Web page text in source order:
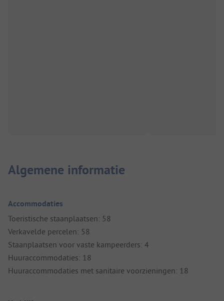
Algemene informatie
Accommodaties
Toeristische staanplaatsen: 58
Verkavelde percelen: 58
Staanplaatsen voor vaste kampeerders: 4
Huuraccommodaties: 18
Huuraccommodaties met sanitaire voorzieningen: 18